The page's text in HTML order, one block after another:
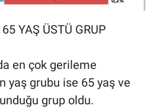
YAŞ ÜSTÜ GRUP
en çok gerileme
yaş grubu ise 65 yaş ve
grup oldu.